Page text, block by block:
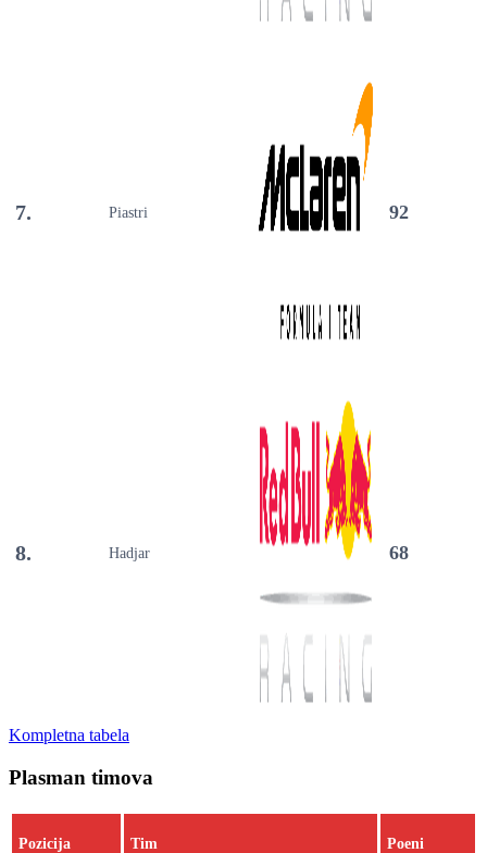
7. Piastri 92
8. Hadjar 68
Kompletna tabela
Plasman timova
Pozicija Tim Poeni